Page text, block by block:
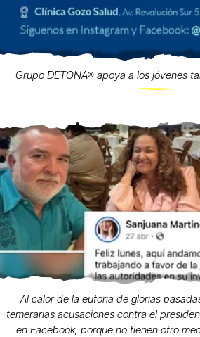
Grupo DETONA® apoya a los jóvenes
Al calor de la euforia de glorias
temerarias acusaciones contra el
en Facebook, porque no tienen otro